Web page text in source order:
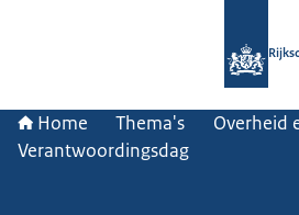
Home Thema's
Overheid
Verantwoordingsdag